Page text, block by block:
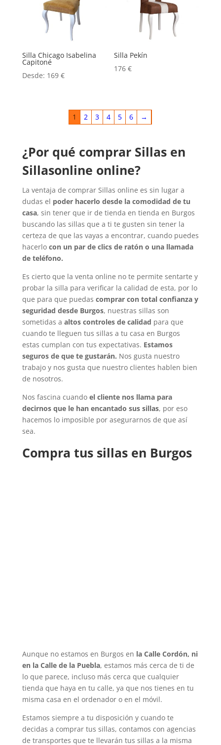
Silla Chicago Isabelina
Capitoné
Desde: 169 €
Silla Pekín
176€
1 2 3 4 5 6 →
¿Por qué comprar Sillas en
Sillasonline online?
La ventaja de comprar Sillas online es sin lugar a
dudas el poder hacerlo desde la comodidad de tu
casa, sin tener que ir de tienda en tienda en Burgos
buscando las sillas que a ti te gusten sin tener la
certeza de que las vayas a encontrar, cuando puedes
hacerlo con un par de clics de ratón o una llamada
de teléfono.
Es cierto que la venta online no te permite sentarte y
probar la silla para verificar la calidad de esta, por lo
que para que puedas comprar con total confianza y
seguridad desde Burgos, nuestras sillas son
sometidas a altos controles de calidad para que
cuando te lleguen tus sillas a tu casa en Burgos
estas cumplan con tus expectativas. Estamos
seguros de que te gustarán. Nos gusta nuestro
trabajo y nos gusta que nuestro clientes hablen bien
de nosotros.
Nos fascina cuando el cliente nos llama para
decirnos que le han encantado sus sillas, por eso
hacemos lo imposible por asegurarnos de que así
sea.
Compra tus sillas en Burgos
Aunque no estamos en Burgos en la Calle Cordón, ni
en la Calle de la Puebla, estamos más cerca de ti de
lo que parece, incluso más cerca que cualquier
tienda que haya en tu calle, ya que nos tienes en tu
misma casa en el ordenador o en el móvil.
Estamos siempre a tu disposición y cuando te
decidas a comprar tus sillas, contamos con agencias
de transportes que te llevarán tus sillas a la misma